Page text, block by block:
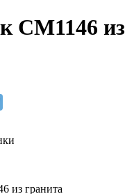
CM1146 из